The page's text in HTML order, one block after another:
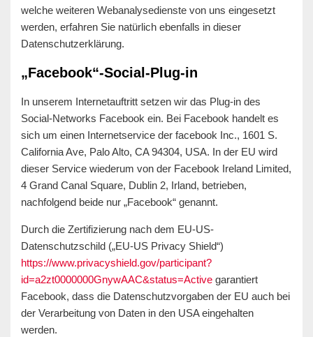
welche weiteren Webanalysedienste von uns eingesetzt
werden, erfahren Sie natürlich ebenfalls in dieser
Datenschutzerklärung.
„Facebook“-Social-Plug-in
In unserem Internetauftritt setzen wir das Plug-in des
Social-Networks Facebook ein. Bei Facebook handelt es
sich um einen Internetservice der facebook Inc., 1601 S.
California Ave, Palo Alto, CA 94304, USA. In der EU wird
dieser Service wiederum von der Facebook Ireland Limited,
4 Grand Canal Square, Dublin 2, Irland, betrieben,
nachfolgend beide nur „Facebook“ genannt.
Durch die Zertifizierung nach dem EU-US-
Datenschutzschild („EU-US Privacy Shield“)
https://www.privacyshield.gov/participant?
id=a2zt0000000GnywAAC&status=Active garantiert
Facebook, dass die Datenschutzvorgaben der EU auch bei
der Verarbeitung von Daten in den USA eingehalten
werden.